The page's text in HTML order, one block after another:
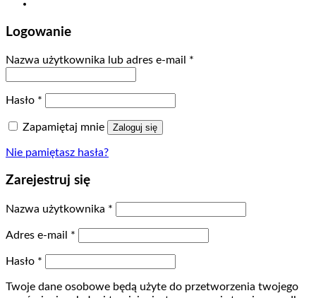
Logowanie
Nazwa użytkownika lub adres e-mail *
Hasło *
Zapamiętaj mnie Zaloguj się
Nie pamiętasz hasła?
Zarejestruj się
Nazwa użytkownika *
Adres e-mail *
Hasło *
Twoje dane osobowe będą użyte do przetworzenia twojego